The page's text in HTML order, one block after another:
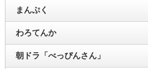
まんぷく
わろてんか
朝ドラ「べっぴんさん」